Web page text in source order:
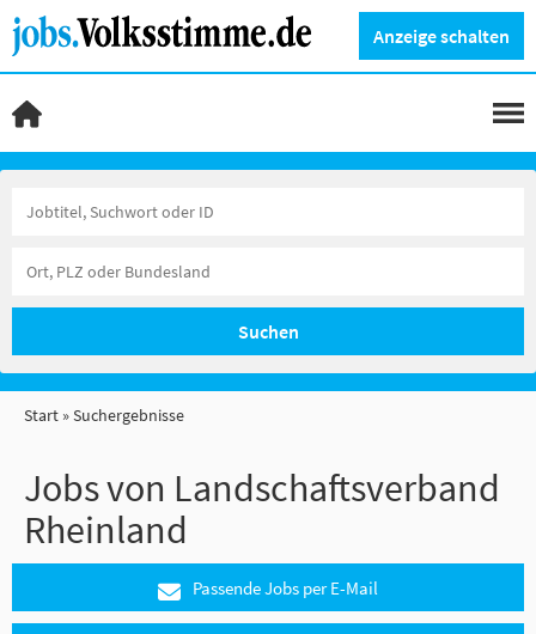
Anzeige schalten
Suchen
Start Suchergebnisse
Jobs von Landschaftsverband
Rheinland
Passende Jobs per E-Mail